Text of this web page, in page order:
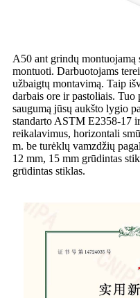
A50 ant grindų montuojamą
montuoti. Darbuotojams
užbaigtų montavimą. Taip
darbais ore ir pastoliais.
saugumą jūsų aukšto lygio
standarto ASTM E2358-17
reikalavimus, horizontali
m. be turėklų vamzdžių
12 mm, 15 mm grūdintas
grūdintas stiklas.